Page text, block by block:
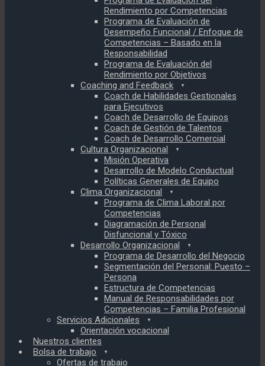
Rendimiento por Competencias
Programa de Evaluación de
Desempeño Funcional / Enfoque de
Competencias – Basado en la
Responsabilidad
Programa de Evaluación del
Rendimiento por Objetivos
Coaching and Feedback
Coach de Habilidades Gestionales
para Ejecutivos
Coach de Desarrollo de Equipos
Coach de Gestión de Talentos
Coach de Desarrollo Comercial
Cultura Organizacional
Misión Operativa
Desarrollo de Modelo Conductual
Políticas Generales de Equipo
Clima Organizacional
Programa de Clima Laboral por
Competencias
Diagramación de Personal
Disfuncional y Tóxico
Desarrollo Organizacional
Programa de Desarrollo del Negocio
Segmentación del Personal: Puesto –
Persona
Estructura de Competencias
Manual de Responsabilidades por
Competencias – Familia Profesional
Servicios Adicionales
Orientación vocacional
Nuestros clientes
Bolsa de trabajo
Ofertas de trabajo